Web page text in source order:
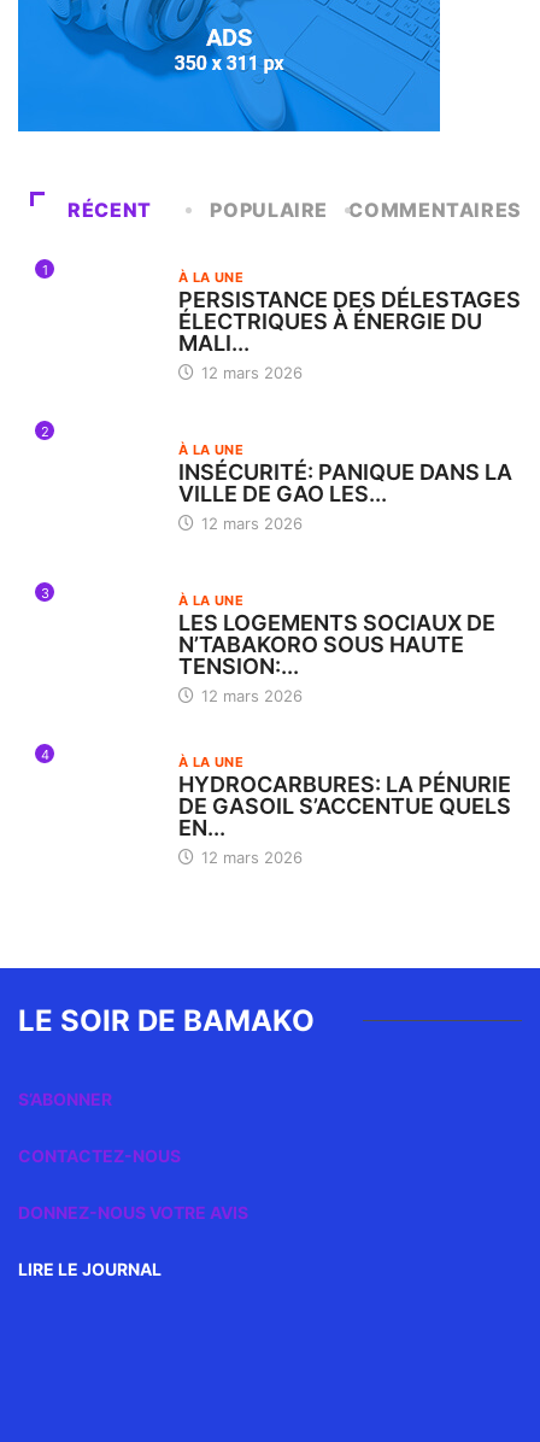
RÉCENT POPULAIRE COMMENTAIRES
1 À LA UNE
PERSISTANCE DES DÉLESTAGES
ÉLECTRIQUES À ÉNERGIE DU
MALI...
12 mars 2026
2
À LA UNE
INSÉCURITÉ: PANIQUE DANS LA
VILLE DE GAO LES...
12 mars 2026
3 À LA UNE
LES LOGEMENTS SOCIAUX DE
N’TABAKORO SOUS HAUTE
TENSION:...
12 mars 2026
4 À LA UNE
HYDROCARBURES: LA PÉNURIE
DE GASOIL S’ACCENTUE QUELS
EN...
12 mars 2026
LE SOIR DE BAMAKO
S’ABONNER
CONTACTEZ-NOUS
DONNEZ-NOUS VOTRE AVIS
LIRE LE JOURNAL